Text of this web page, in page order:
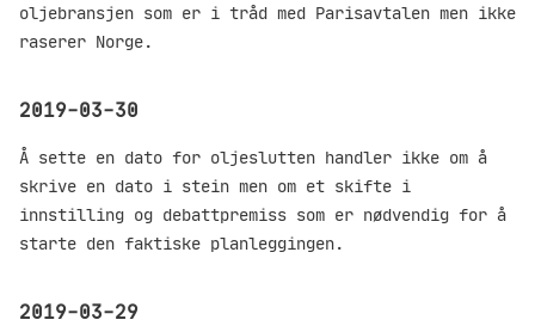
oljebransjen som er i tråd med Parisavtalen men ikke
raserer Norge.
2019-03-30
Å sette en dato for oljeslutten handler ikke om å
skrive en dato i stein men om et skifte i
innstilling og debattpremiss som er nødvendig for å
starte den faktiske planleggingen.
2019-03-29